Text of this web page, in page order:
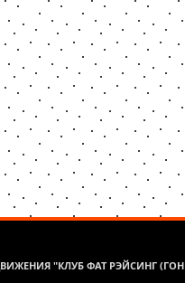
"КЛУБ ФАТ РЭЙСИНГ